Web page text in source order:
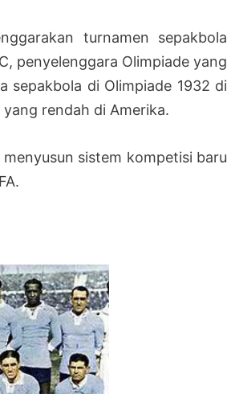
turnamen sepakbola
penyelenggara Olimpiade yang
sepakbola di Olimpiade 1932 di
rendah di Amerika.
sistem kompetisi baru